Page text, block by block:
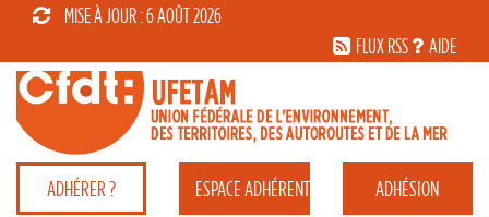
MISE À JOUR : 6 AOÛT 2026
FLUX RSS
AIDE
ADHÉRER ? ESPACEADHÉRENT ADHÉSION